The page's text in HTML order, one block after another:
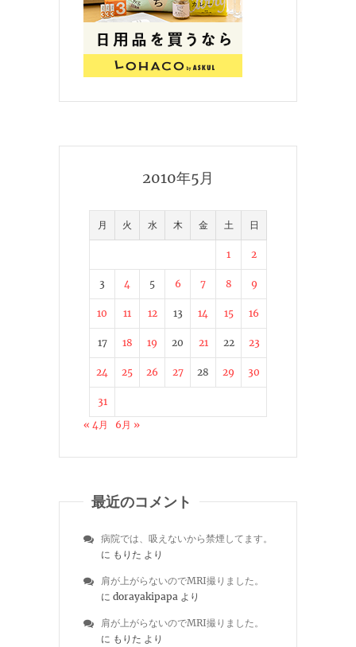
2010年5月
月 火 水 木 金 土 日
1 2
3 4 5 6 7 8 9
10 11 12 13 14 15 16
17 18 19 20 21 22 23
24 25 26 27 28 29 30
31
« 4月
6月 »
最近のコメント
病院では、吸えないから禁煙してます。
に もりた より
肩が上がらないのでMRI撮りました。
に dorayakipapa より
肩が上がらないのでMRI撮りました。
に もりた より